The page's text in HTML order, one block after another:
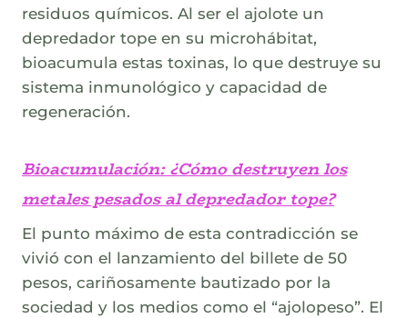
residuos químicos. Al ser el ajolote un
depredador tope en su microhábitat,
bioacumula estas toxinas, lo que destruye su
sistema inmunológico y capacidad de
regeneración.
Bioacumulación: ¿Cómo destruyen los
metales pesados al depredador tope?
El punto máximo de esta contradicción se
vivió con el lanzamiento del billete de 50
pesos, cariñosamente bautizado por la
sociedad y los medios como el “ajolopeso”. El